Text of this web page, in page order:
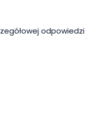
odpowiedzi